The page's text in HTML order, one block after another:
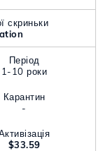
скриньки
Період
1-10 роки
Карантин
-
$33.59